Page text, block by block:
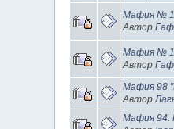
Мафия №
Автор
Мафия №
Автор
Мафия 98
Автор
Мафия 94.